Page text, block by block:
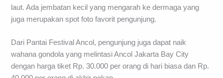
laut. Ada jembatan kecil yang mengarah ke dermaga yang
juga merupakan spot foto favorit pengunjung.
Dari Pantai Festival Ancol, pengunjung juga dapat naik
wahana gondola yang melintasi Ancol Jakarta Bay City
dengan harga tiket Rp. 30.000 per orang di hari biasa dan Rp.